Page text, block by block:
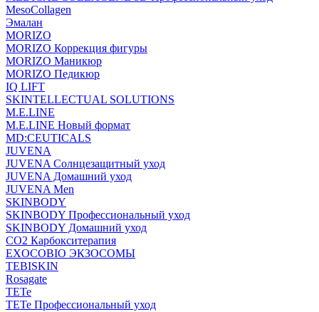
MesoCollagen
Эмалан
MORIZO
MORIZO Коррекция фигуры
MORIZO Маникюр
MORIZO Педикюр
IQ LIFT
SKINTELLECTUAL SOLUTIONS
M.E.LINE
M.E.LINE Новый формат
MD:CEUTICALS
JUVENA
JUVENA Солнцезащитный уход
JUVENA Домашний уход
JUVENA Men
SKINBODY
SKINBODY Профессиональный уход
SKINBODY Домашний уход
CO2 Карбокситерапия
EXOCOBIO ЭКЗОСОМЫ
TEBISKIN
Rosagate
TETe
TETe Профессиональный уход